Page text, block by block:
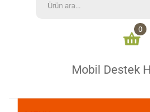
Mobil Destek
0
Alışveriş sepetinizde ürün